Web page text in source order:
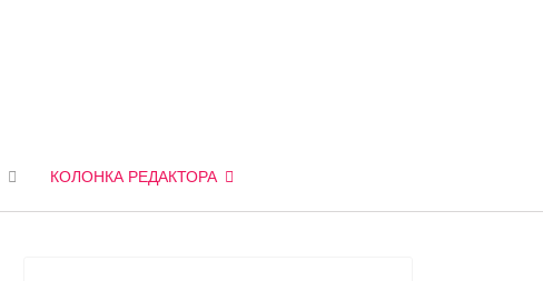
КОЛОНКА РЕДАКТОРА